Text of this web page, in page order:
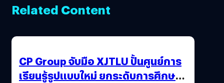
Related Content
CP Group จับมือ XJTLU ปั้นศูนย์การ
เรียนรู้รูปแบบใหม่ ยกระดับการศึกษา